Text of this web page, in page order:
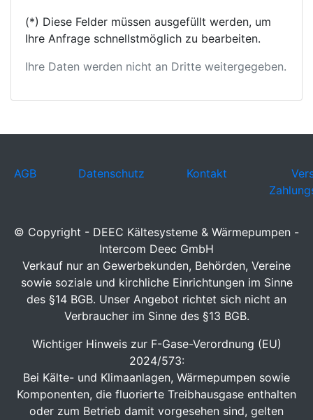
(*) Diese Felder müssen ausgefüllt werden, um
Ihre Anfrage schnellstmöglich zu bearbeiten.
Ihre Daten werden nicht an Dritte weitergegeben.
AGB Datenschutz Kontakt
© Copyright - DEEC Kältesysteme & Wärmepumpen -
Intercom Deec GmbH
Verkauf nur an Gewerbekunden, Behörden, Vereine
sowie soziale und kirchliche Einrichtungen im Sinne
des §14 BGB. Unser Angebot richtet sich nicht an
Verbraucher im Sinne des §13 BGB.
Wichtiger Hinweis zur F-Gase-Verordnung (EU)
2024/573:
Bei Kälte- und Klimaanlagen, Wärmepumpen sowie
Komponenten, die fluorierte Treibhausgase enthalten
oder zum Betrieb damit vorgesehen sind, gelten